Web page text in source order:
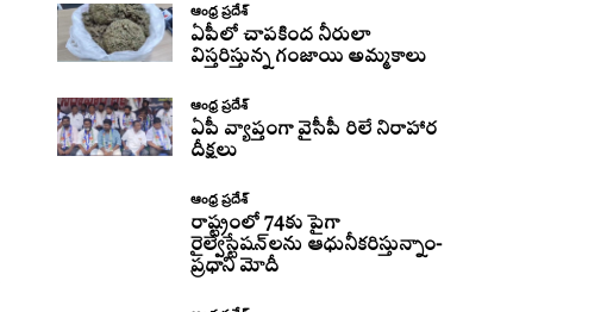
ఆంధ్ర ప్రదేశ్
ఏపీలో చాపకింద నీరులా
విస్తరిస్తున్న గంజాయి అమ్మకాలు
ఆంధ్ర ప్రదేశ్
ఏపీ వ్యాప్తంగా వైసీపీ రిలే నిరాహార
దీక్షలు
ఆంధ్ర ప్రదేశ్
రాష్ట్రంలో 74కు పైగా
రైల్వేస్టేషన్‌లను ఆధునీకరిస్తున్నాం-
ప్రధాని మోదీ